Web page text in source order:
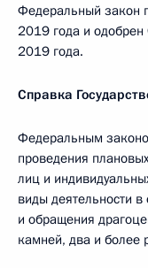
Федеральный закон
2019 года и
2019 года.
Справка
Федеральным
проведения
лиц и
виды деятельности
и обращения
камней, два и более